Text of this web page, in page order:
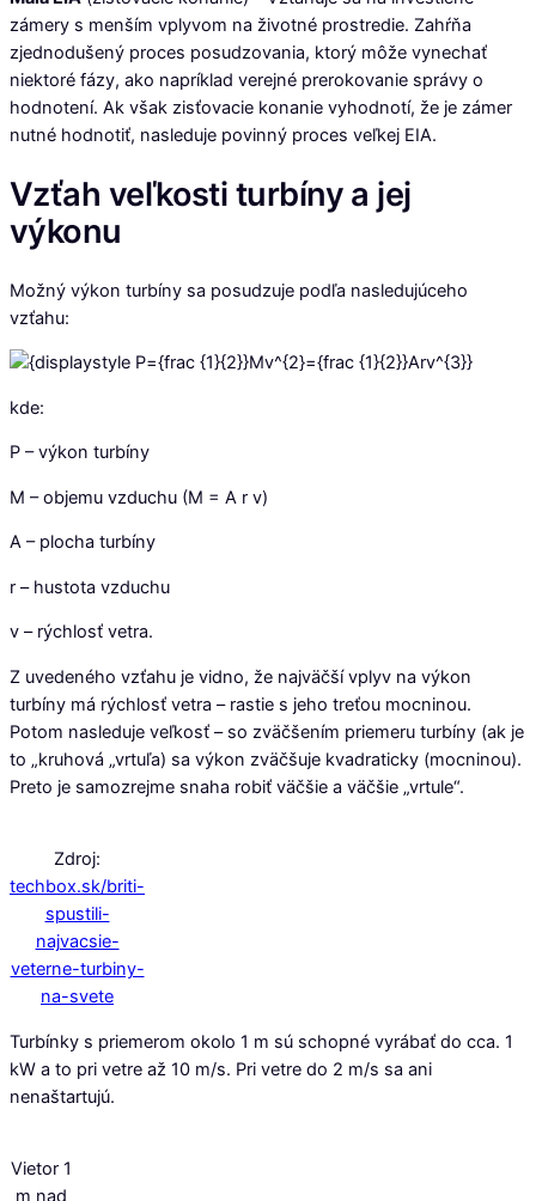
zámery s menším vplyvom na životné prostredie. Zahŕňa
zjednodušený proces posudzovania, ktorý môže vynechať
niektoré fázy, ako napríklad verejné prerokovanie správy o
hodnotení. Ak však zisťovacie konanie vyhodnotí, že je zámer
nutné hodnotiť, nasleduje povinný proces veľkej EIA.
Vzťah veľkosti turbíny a jej
výkonu
Možný výkon turbíny sa posudzuje podľa nasledujúceho
vzťahu:
kde:
P – výkon turbíny
M – objemu vzduchu (M = A r v)
A – plocha turbíny
r – hustota vzduchu
v – rýchlosť vetra.
Z uvedeného vzťahu je vidno, že najväčší vplyv na výkon
turbíny má rýchlosť vetra – rastie s jeho treťou mocninou.
Potom nasleduje veľkosť – so zväčšením priemeru turbíny (ak je
to „kruhová „vrtuľa) sa výkon zväčšuje kvadraticky (mocninou).
Preto je samozrejme snaha robiť väčšie a väčšie „vrtule“.
Zdroj:
techbox.sk/briti-
spustili-
najvacsie-
veterne-turbiny-
na-svete
Turbínky s priemerom okolo 1 m sú schopné vyrábať do cca. 1
kW a to pri vetre až 10 m/s. Pri vetre do 2 m/s sa ani
nenaštartujú.
Vietor 1